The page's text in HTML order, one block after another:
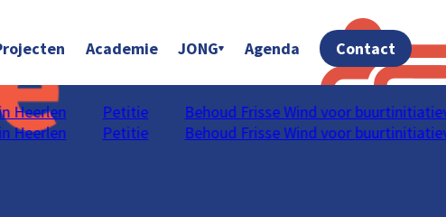
Academie JONG Agenda Contact
Heerlen Petitie
Behoud Frisse Wind voor
Heerlen Petitie Behoud Frisse Wind voor